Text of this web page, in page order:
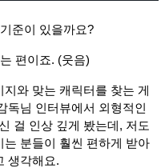
준이 있을까요?
편이죠. (웃음)
와 맞는 캐릭터를 찾는 게
독님 인터뷰에서 외형적인
걸 인상 깊게 봤는데, 저도
분들이 훨씬 편하게 받아
생각해요.